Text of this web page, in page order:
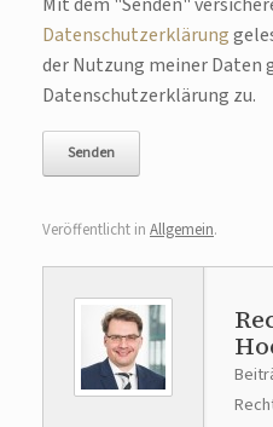
Datenschutzerklärung
der Nutzung meiner Daten
Datenschutzerklärung zu.
Veröffentlicht in Allgemein.